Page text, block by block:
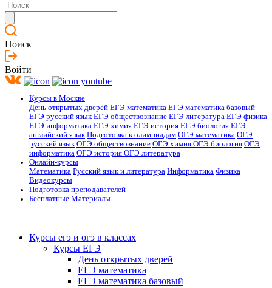
Поиск
Войти
Курсы в Москве
День открытых дверей ЕГЭ математика ЕГЭ математика базовый
ЕГЭ русский язык ЕГЭ обществознание ЕГЭ литература ЕГЭ физика
ЕГЭ информатика ЕГЭ химия ЕГЭ история ЕГЭ биология ЕГЭ
английский язык Подготовка к олимпиадам ОГЭ математика ОГЭ
русский язык ОГЭ обществознание ОГЭ химия ОГЭ биология ОГЭ
информатика ОГЭ история ОГЭ литература
Онлайн-курсы
Математика Русский язык и литература Информатика Физика
Видеокурсы
Подготовка преподавателей
Бесплатные Материалы
Курсы егэ и огэ в классах
Курсы ЕГЭ
День открытых дверей
ЕГЭ математика
ЕГЭ математика базовый